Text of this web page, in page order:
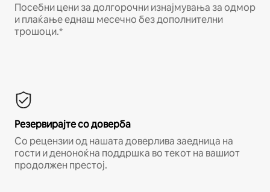
Посебни цени за долгорочни изнајмувања за одмор
и плаќање еднаш месечно без дополнителни
трошоци.*
Резервирајте со доверба
Со рецензии од нашата доверлива заедница на
гости и деноноќна поддршка во текот на вашиот
продолжен престој.